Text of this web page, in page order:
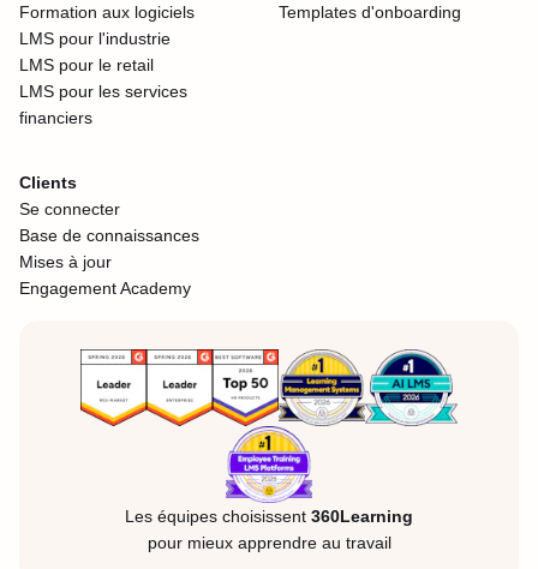
Formation aux logiciels
LMS pour l'industrie
LMS pour le retail
LMS pour les services
financiers
Templates d'onboarding
Clients
Se connecter
Base de connaissances
Mises à jour
Engagement Academy
Les équipes choisissent 360Learning
pour mieux apprendre au travail